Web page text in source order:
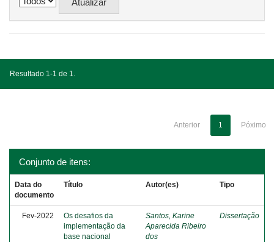
Resultado 1-1 de 1.
Anterior 1 Póximo
Conjunto de itens:
Data do
documento
Título Autor(es) Tipo
Fev-2022
Os desafios da
implementação da
base nacional
Santos, Karine
Aparecida Ribeiro
dos
Dissertação